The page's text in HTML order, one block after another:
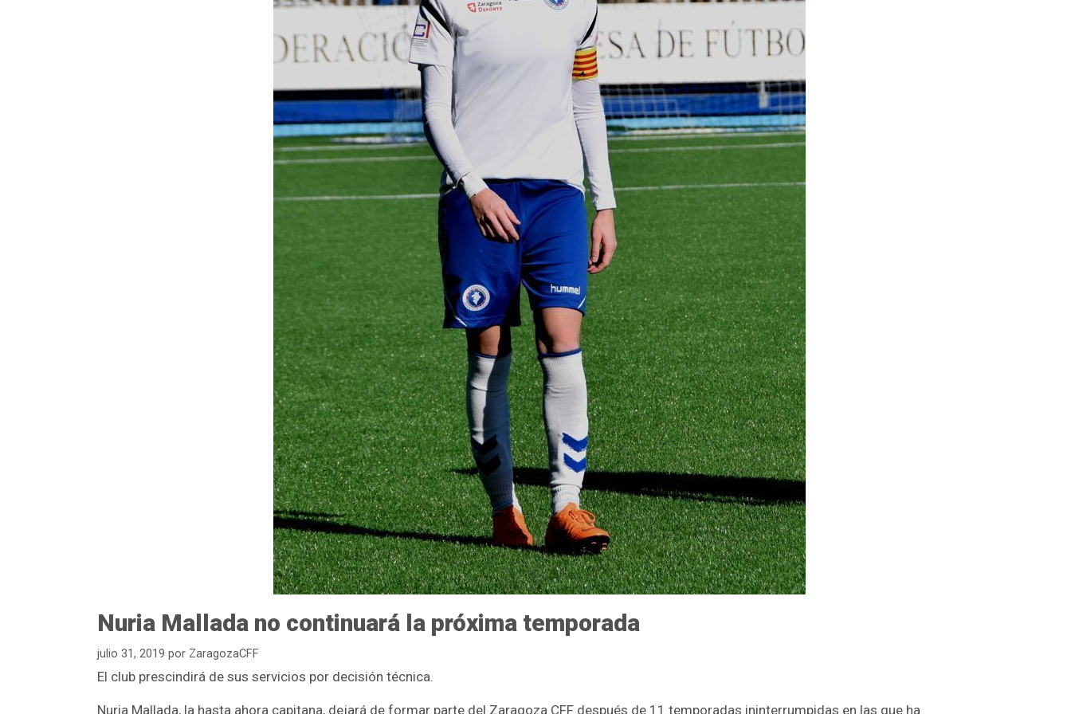
Nuria Mallada no continuará la próxima temporada
julio 31, 2019 por ZaragozaCFF
El club prescindirá de sus servicios por decisión técnica.
Nuria Mallada, la hasta ahora capitana, dejará de formar parte del Zaragoza CFF después de 11 temporadas ininterrumpidas en las que ha